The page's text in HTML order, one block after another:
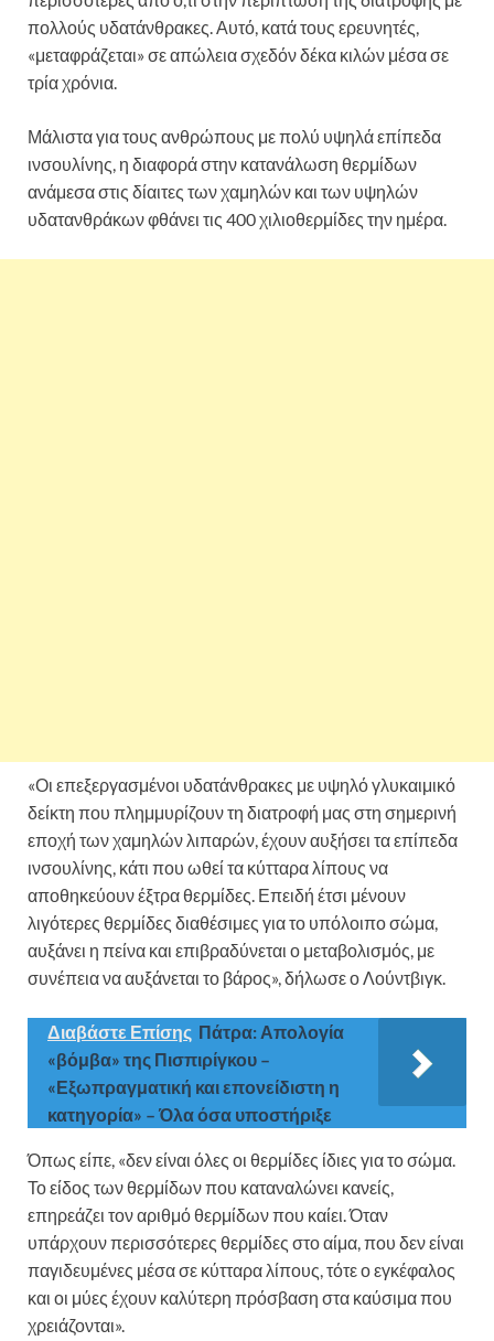
πολλούς υδατάνθρακες. Αυτό, κατά τους ερευνητές,
«μεταφράζεται» σε απώλεια σχεδόν δέκα κιλών μέσα σε
τρία χρόνια.
Μάλιστα για τους ανθρώπους με πολύ υψηλά επίπεδα
ινσουλίνης, η διαφορά στην κατανάλωση θερμίδων
ανάμεσα στις δίαιτες των χαμηλών και των υψηλών
υδατανθράκων φθάνει τις 400 χιλιοθερμίδες την ημέρα.
«Οι επεξεργασμένοι υδατάνθρακες με υψηλό γλυκαιμικό
δείκτη που πλημμυρίζουν τη διατροφή μας στη σημερινή
εποχή των χαμηλών λιπαρών, έχουν αυξήσει τα επίπεδα
ινσουλίνης, κάτι που ωθεί τα κύτταρα λίπους να
αποθηκεύουν έξτρα θερμίδες. Επειδή έτσι μένουν
λιγότερες θερμίδες διαθέσιμες για το υπόλοιπο σώμα,
αυξάνει η πείνα και επιβραδύνεται ο μεταβολισμός, με
συνέπεια να αυξάνεται το βάρος», δήλωσε ο Λούντβιγκ.
Διαβάστε Επίσης Πάτρα: Απολογία
«βόμβα» της Πισπιρίγκου –
«Εξωπραγματική και επονείδιστη η
κατηγορία» – Όλα όσα υποστήριξε
Όπως είπε, «δεν είναι όλες οι θερμίδες ίδιες για το σώμα.
Το είδος των θερμίδων που καταναλώνει κανείς,
επηρεάζει τον αριθμό θερμίδων που καίει. Όταν
υπάρχουν περισσότερες θερμίδες στο αίμα, που δεν είναι
παγιδευμένες μέσα σε κύτταρα λίπους, τότε ο εγκέφαλος
και οι μύες έχουν καλύτερη πρόσβαση στα καύσιμα που
χρειάζονται».